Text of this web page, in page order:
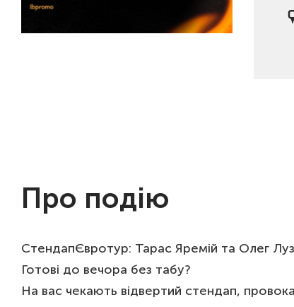
Про подію
СтендапЄвротур: Тарас Яремій та Олег
Готові до вечора без табу?
На вас чекають відвертий стендап,